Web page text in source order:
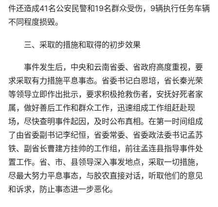
件还造成41名公安民警和19名群众受伤，9辆执行任务车辆
不同程度损毁。
三、采取的措施和取得的初步效果
事件发生后，中央和云南省委、省政府高度重视，要
求采取有力措施平息事态。省委书记白恩培，省长秦光荣
等领导立即作出批示，要求积极抢救伤者，安抚好死者家
属，做好善后工作和群众工作，迅速组成工作组赶赴现
场，尽快查明事件起因，及时公布真相。在第一时间组成
了由省委副书记李纪恒，省委常委、省委政法委书记孟苏
铁、副省长曹建方挂帅的工作组，前往孟连县指导事件处
置工作。省、市、县领导深入事发地点，采取一切措施，
尽最大努力平息事态，与胶农直接对话，听取他们的意见
和诉求，防止事态进一步恶化。